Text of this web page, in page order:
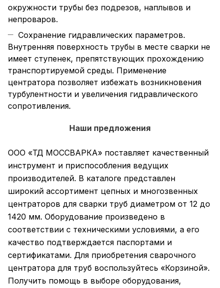
окружности трубы без подрезов, наплывов и
непроваров.
Сохранение гидравлических параметров.
Внутренняя поверхность трубы в месте сварки не
имеет ступенек, препятствующих прохождению
транспортируемой среды. Применение
центратора позволяет избежать возникновения
турбулентности и увеличения гидравлического
сопротивления.
Наши предложения
ООО «ТД МОССВАРКА» поставляет качественный
инструмент и приспособления ведущих
производителей. В каталоге представлен
широкий ассортимент цепных и многозвенных
центраторов для сварки труб диаметром от 12 до
1420 мм. Оборудование произведено в
соответствии с техническими условиями, а его
качество подтверждается паспортами и
сертификатами. Для приобретения сварочного
центратора для труб воспользуйтесь «Корзиной».
Получить помощь в выборе оборудования,